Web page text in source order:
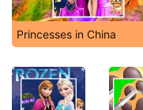
Princesses in China